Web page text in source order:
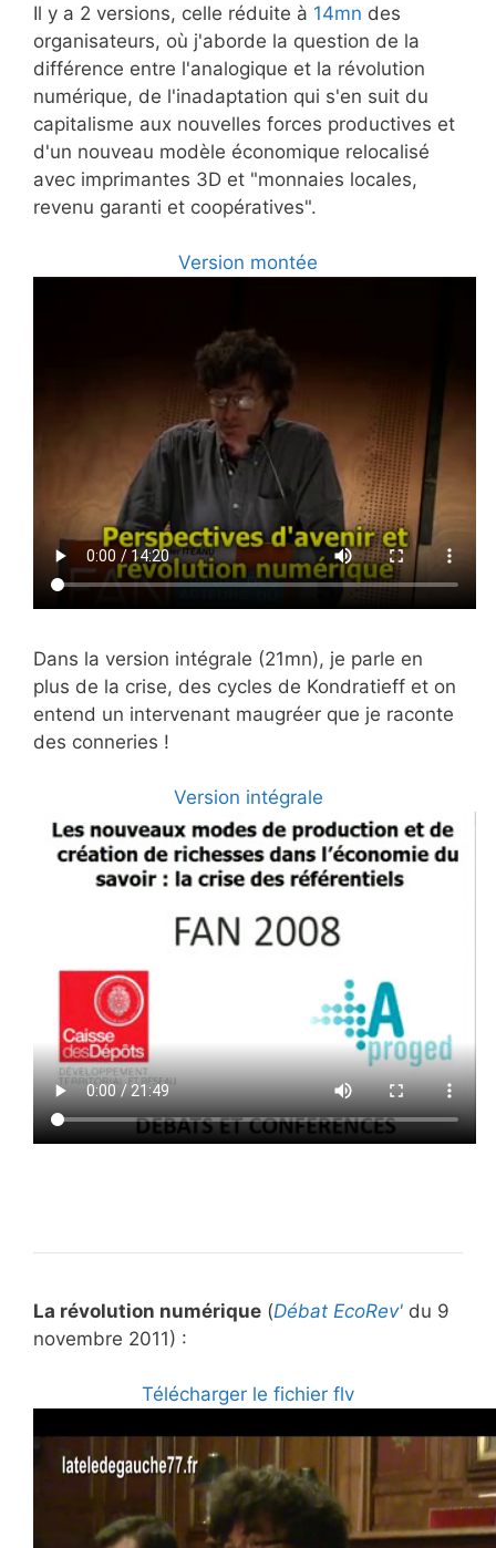
Il y a 2 versions, celle réduite à 14mn des
organisateurs, où j'aborde la question de la
différence entre l'analogique et la révolution
numérique, de l'inadaptation qui s'en suit du
capitalisme aux nouvelles forces productives et
d'un nouveau modèle économique relocalisé
avec imprimantes 3D et "monnaies locales,
revenu garanti et coopératives".
Version montée
Dans la version intégrale (21mn), je parle en
plus de la crise, des cycles de Kondratieff et on
entend un intervenant maugréer que je raconte
des conneries !
Version intégrale
La révolution numérique (Débat EcoRev' du 9
novembre 2011) :
Télécharger le fichier flv